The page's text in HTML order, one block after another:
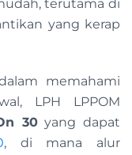
terutama di
yang kerap
memahami
LPH LPPOM
30yang dapat
, di mana alur